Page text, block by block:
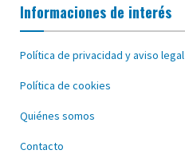
Informaciones de interés
Política de privacidad y aviso legal
Política de cookies
Quiénes somos
Contacto